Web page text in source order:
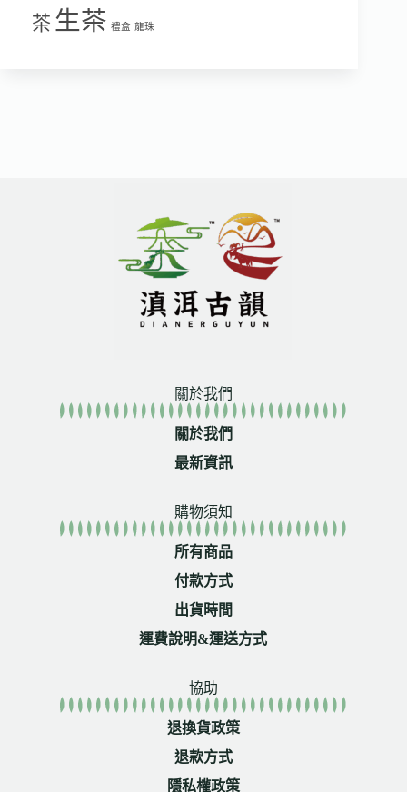
茶 生茶 禮盒 龍珠
關於我們
關於我們
最新資訊
購物須知
所有商品
付款方式
出貨時間
運費說明&運送方式
協助
退換貨政策
退款方式
隱私權政策